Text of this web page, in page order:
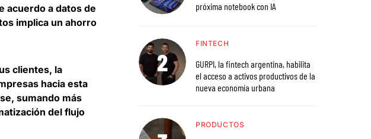
acuerdo a datos de
implica un ahorro
clientes, la
hacia esta
sumando más
del flujo
próxima notebook con IA
FINTECH
GURPI, la fintech argentina, habilita
el acceso a activos productivos de la
nueva economía urbana
PRODUCTOS